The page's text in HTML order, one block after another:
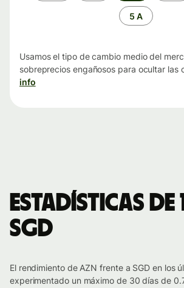
5 A
Usamos el tipo de cambio medio del
sobreprecios engañosos para ocultar las
info
Estadísticas de
SGD
El rendimiento de AZN frente a SGD en los
experimentado un máximo de 30 días de